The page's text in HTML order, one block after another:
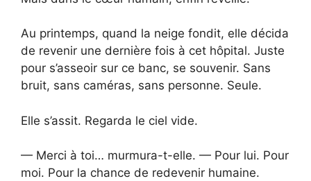
Au printemps, quand la neige fondit, elle décida
de revenir une dernière fois à cet hôpital. Juste
pour s’asseoir sur ce banc, se souvenir. Sans
bruit, sans caméras, sans personne. Seule.
Elle s’assit. Regarda le ciel vide.
— Merci à toi… murmura-t-elle. — Pour lui. Pour
moi. Pour la chance de redevenir humaine.